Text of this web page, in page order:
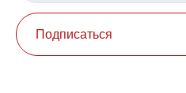
Подписаться